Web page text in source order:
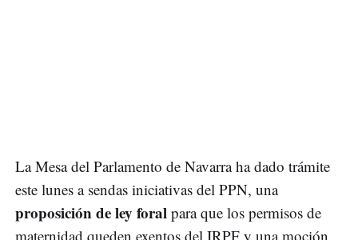
La Mesa del Parlamento de Navarra ha dado trámite
este lunes a sendas iniciativas del PPN, una
proposición de ley foral para que los permisos de
maternidad queden exentos del IRPF y una moción